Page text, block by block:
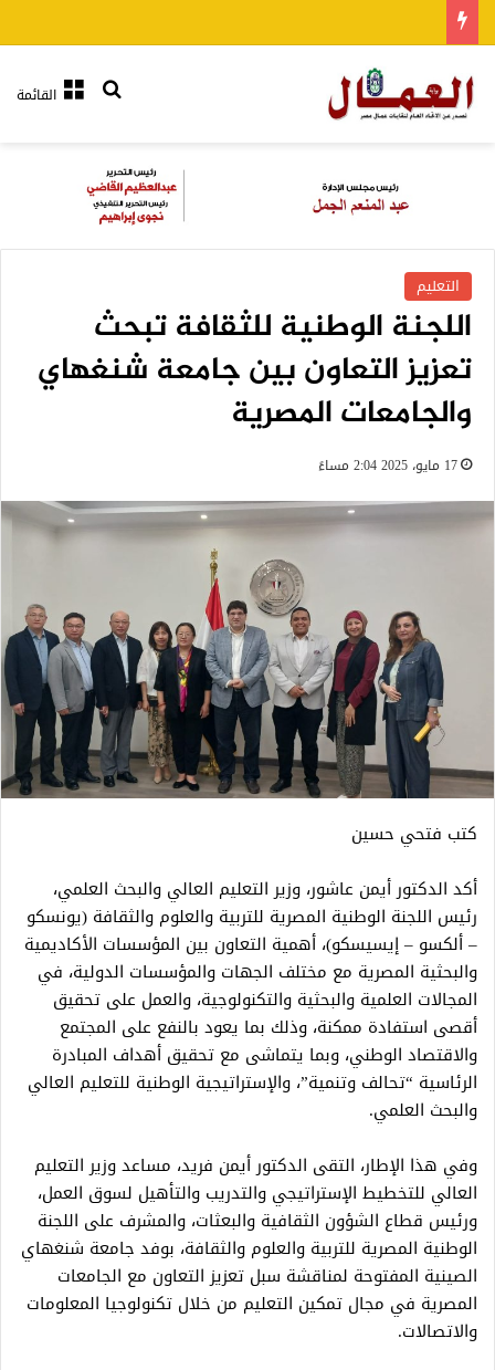
القائمةبحث عن
التعليم
اللجنة الوطنية للثقافة تبحث
تعزيز التعاون بين جامعة شنغهاي
والجامعات المصرية
17 مايو، 2025 2:04 مساءً
كتب فتحي حسين
أكد الدكتور أيمن عاشور، وزير التعليم العالي والبحث العلمي،
رئيس اللجنة الوطنية المصرية للتربية والعلوم والثقافة (يونسكو
– ألكسو – إيسيسكو)، أهمية التعاون بين المؤسسات الأكاديمية
والبحثية المصرية مع مختلف الجهات والمؤسسات الدولية، في
المجالات العلمية والبحثية والتكنولوجية، والعمل على تحقيق
أقصى استفادة ممكنة، وذلك بما يعود بالنفع على المجتمع
والاقتصاد الوطني، وبما يتماشى مع تحقيق أهداف المبادرة
الرئاسية “تحالف وتنمية”، والإستراتيجية الوطنية للتعليم العالي
والبحث العلمي.
وفي هذا الإطار، التقى الدكتور أيمن فريد، مساعد وزير التعليم
العالي للتخطيط الإستراتيجي والتدريب والتأهيل لسوق العمل،
ورئيس قطاع الشؤون الثقافية والبعثات، والمشرف على اللجنة
الوطنية المصرية للتربية والعلوم والثقافة، بوفد جامعة شنغهاي
الصينية المفتوحة لمناقشة سبل تعزيز التعاون مع الجامعات
المصرية في مجال تمكين التعليم من خلال تكنولوجيا المعلومات
والاتصالات.